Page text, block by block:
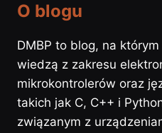
O blogu
DMBP to blog, na
wiedzą z zakresu
mikrokontrolerów oraz
takich jak C, C++ i
związanym z